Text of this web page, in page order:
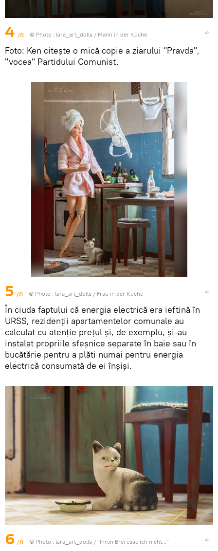
4 /8 © Photo : lara_art_dolls / Mann in der Küche
Foto: Ken citește o mică copie a ziarului "Pravda",
"vocea" Partidului Comunist.
5 /8 © Photo : lara_art_dolls / Frau in der Küche
În ciuda faptului că energia electrică era ieftină în
URSS, rezidenții apartamentelor comunale au
calculat cu atenție prețul și, de exemplu, și-au
instalat propriile sfeșnice separate în baie sau în
bucătărie pentru a plăti numai pentru energia
electrică consumată de ei înșiși.
6 /8 © Photo : lara_art_dolls / "Ihren Brei esse ich nicht..."